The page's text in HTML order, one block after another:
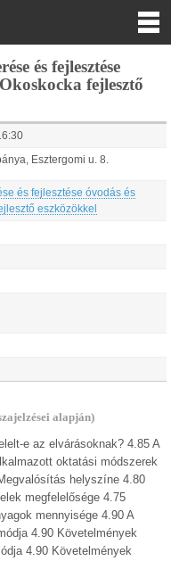
és fejlesztése
fejlesztő
Esztergomi u. 8.
és fejlesztése óvodás és
eszközökkel
alapján)
e az elvárásoknak? 4.85 A
oktatási módszerek
helyszíne 4.80
megfelelősége 4.75
mennyisége 4.90 A
4.90 Követelmények
4.90 Követelmények